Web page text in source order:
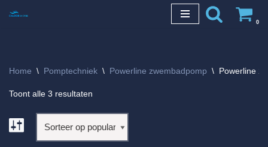
inhoud
0
Home \ Pomptechniek \ Powerline zwembadpomp \ Powerline
Toont alle 3 resultaten